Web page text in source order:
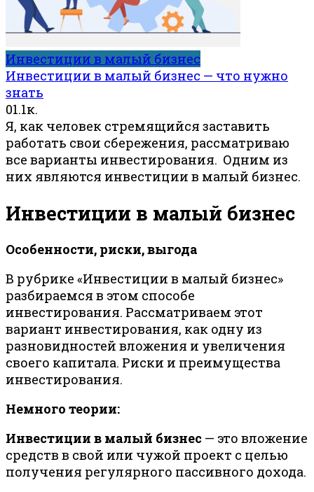
Инвестиции в малый бизнес
Инвестиции в малый бизнес — что нужно
знать
01.1к.
Я, как человек стремящийся заставить
работать свои сбережения, рассматриваю
все варианты инвестирования. Одним из
них являются инвестиции в малый бизнес.
Инвестиции в малый бизнес
Особенности, риски, выгода
В рубрике «Инвестиции в малый бизнес»
разбираемся в этом способе
инвестирования. Рассматриваем этот
вариант инвестирования, как одну из
разновидностей вложения и увеличения
своего капитала. Риски и преимущества
инвестирования.
Немного теории:
Инвестиции в малый бизнес — это вложение
средств в свой или чужой проект с целью
получения регулярного пассивного дохода.